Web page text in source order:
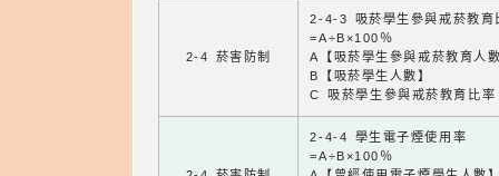
2-4 菸害防制
2-4-3 吸菸學生參與戒菸教育
=A÷B×100％
A【吸菸學生參與戒菸教育人
B【吸菸學生人數】
C 吸菸學生參與戒菸教育比率
2-4-4 學生電子煙使用率
=A÷B×100％